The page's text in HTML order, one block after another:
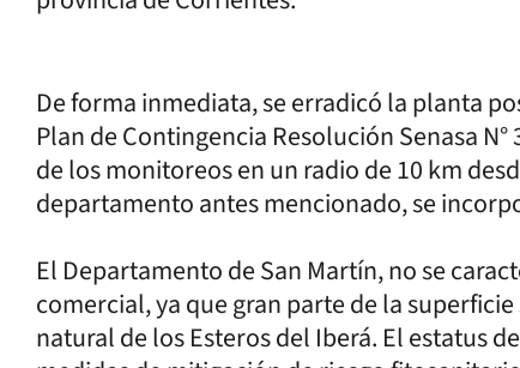
De forma inmediata, se erradicó la planta
Plan de Contingencia Resolución Senasa
de los monitoreos en un radio de 10 km
departamento antes mencionado, se
El Departamento de San Martín, no se
comercial, ya que gran parte de la
natural de los Esteros del Iberá. El estatus